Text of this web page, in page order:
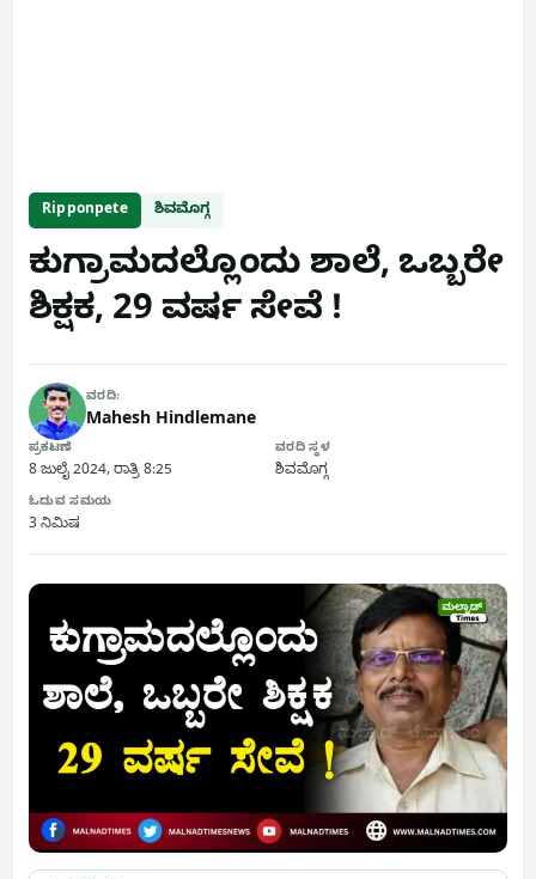
Ripponpete ಶಿವಮೊಗ್ಗ
ಕುಗ್ರಾಮದಲ್ಲೊಂದು ಶಾಲೆ, ಒಬ್ಬರೇ
ಶಿಕ್ಷಕ, 29 ವರ್ಷ ಸೇವೆ !
ವರದಿ:
Mahesh Hindlemane
ಪ್ರಕಟಣೆ
8 ಜುಲೈ 2024, ರಾತ್ರಿ 8:25
ವರದಿ ಸ್ಥಳ
ಶಿವಮೊಗ್ಗ
ಓದುವ ಸಮಯ
3 ನಿಮಿಷ